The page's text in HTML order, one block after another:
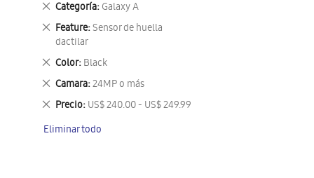
Categoría Galaxy A
Eliminar
este
artículo
Feature Sensor de huella
dactilar
Eliminar
este
artículo
Color Black
Eliminar
este
artículo
Camara 24MP o más
Eliminar
este
artículo
Precio US$ 240.00 - US$ 249.99
Eliminar
artículo
Eliminar todo